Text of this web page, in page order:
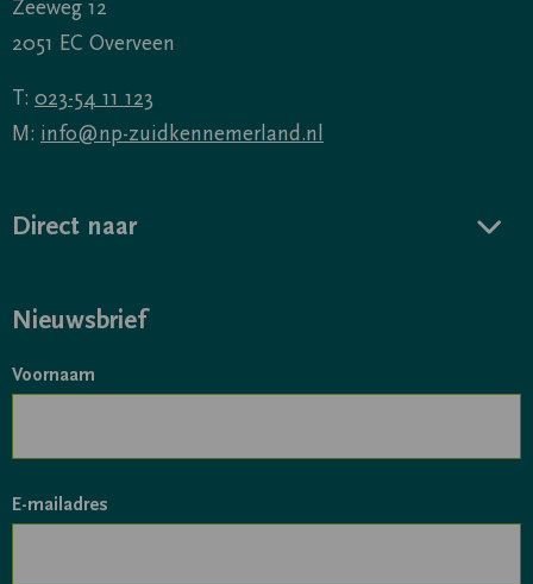
Zeeweg 12
2051 EC Overveen
T: 023-54 11 123
M: info@np-zuidkennemerland.nl
Direct naar
Nieuwsbrief
Voornaam
E-mailadres